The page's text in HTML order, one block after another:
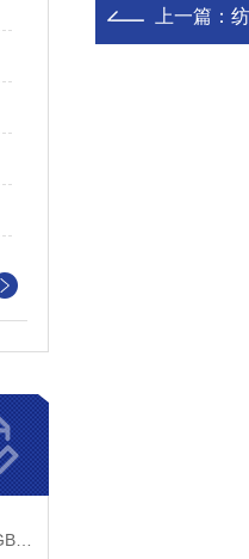
上一篇：